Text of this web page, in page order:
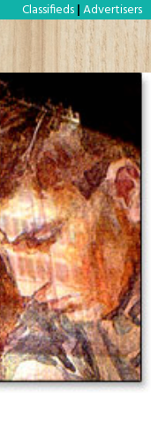
Classifieds | Advertisers